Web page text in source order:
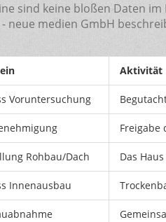
sind keine bloßen Daten
neue medien GmbH
Aktivität
Voruntersuchung
Freigabe
Rohbau/Dach Das
Innenausbau